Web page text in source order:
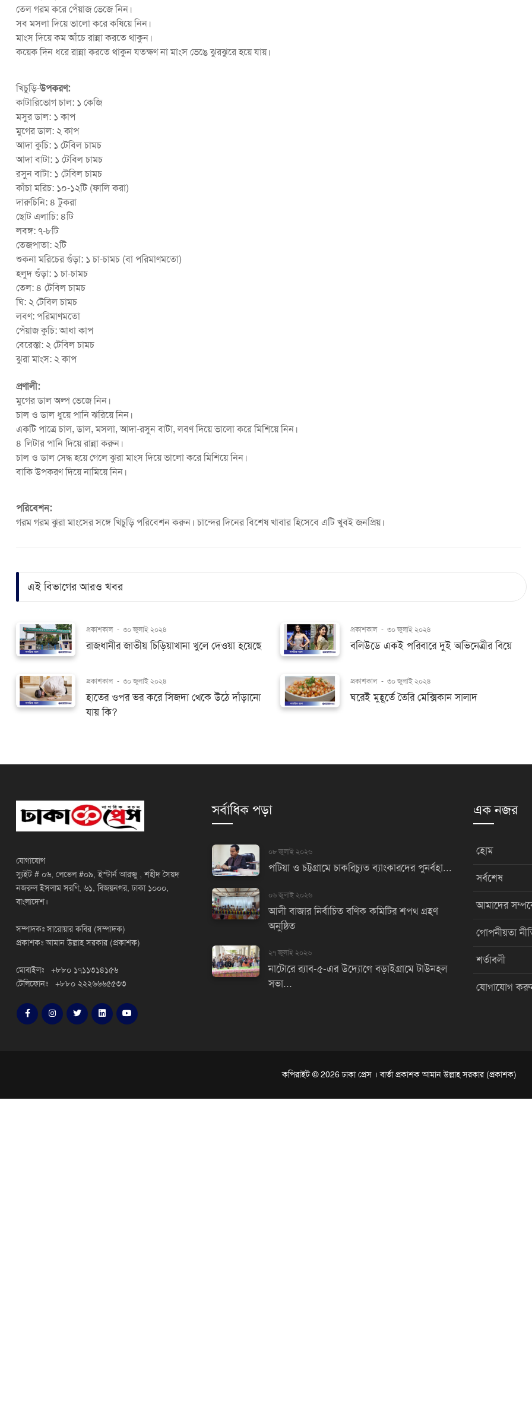
তেল গরম করে পেঁয়াজ ভেজে নিন।
সব মসলা দিয়ে ভালো করে কষিয়ে নিন।
মাংস দিয়ে কম আঁচে রান্না করতে থাকুন।
কয়েক দিন ধরে রান্না করতে থাকুন যতক্ষণ না মাংস ভেঙে ঝুরঝুরে হয়ে যায়।
খিচুড়ি-উপকরণ:
কাটারিভোগ চাল: ১ কেজি
মসুর ডাল: ১ কাপ
মুগের ডাল: ২ কাপ
আদা কুচি: ১ টেবিল চামচ
আদা বাটা: ১ টেবিল চামচ
রসুন বাটা: ১ টেবিল চামচ
কাঁচা মরিচ: ১০-১২টি (ফালি করা)
দারুচিনি: ৪ টুকরা
ছোট এলাচি: ৪টি
লবঙ্গ: ৭-৮টি
তেজপাতা: ২টি
শুকনা মরিচের গুঁড়া: ১ চা-চামচ (বা পরিমাণমতো)
হলুদ গুঁড়া: ১ চা-চামচ
তেল: ৪ টেবিল চামচ
ঘি: ২ টেবিল চামচ
লবণ: পরিমাণমতো
পেঁয়াজ কুচি: আধা কাপ
বেরেস্তা: ২ টেবিল চামচ
ঝুরা মাংস: ২ কাপ
প্রণালী:
মুগের ডাল অল্প ভেজে নিন।
চাল ও ডাল ধুয়ে পানি ঝরিয়ে নিন।
একটি পাত্রে চাল, ডাল, মসলা, আদা-রসুন বাটা, লবণ দিয়ে ভালো করে মিশিয়ে নিন।
৪ লিটার পানি দিয়ে রান্না করুন।
চাল ও ডাল সেদ্ধ হয়ে গেলে ঝুরা মাংস দিয়ে ভালো করে মিশিয়ে নিন।
বাকি উপকরণ দিয়ে নামিয়ে নিন।
পরিবেশন:
গরম গরম ঝুরা মাংসের সঙ্গে খিচুড়ি পরিবেশন করুন। চান্দের দিনের বিশেষ খাবার হিসেবে এটি খুবই জনপ্রিয়।
এই বিভাগের আরও খবর
প্রকাশকাল - ৩০ জুলাই ২০২৪
রাজধানীর জাতীয় চিড়িয়াখানা খুলে দেওয়া হয়েছে
প্রকাশকাল - ৩০ জুলাই ২০২৪
বলিউডে একই পরিবারে দুই অভিনেত্রীর বিয়ে
প্রকাশকাল - ৩০ জুলাই ২০২৪
হাতের ওপর ভর করে সিজদা থেকে উঠে দাঁড়ানো
যায় কি?
প্রকাশকাল - ৩০ জুলাই ২০২৪
ঘরেই মুহূর্তে তৈরি মেক্সিকান সালাদ
যোগাযোগ
স্যুইট # ০৬, লেভেল #০৯, ইস্টার্ন আরজু , শহীদ সৈয়দ
নজরুল ইসলাম সরণি, ৬১, বিজয়নগর, ঢাকা ১০০০,
বাংলাদেশ।
সম্পাদকঃ সারোয়ার কবির (সম্পাদক)
প্রকাশকঃ আমান উল্লাহ সরকার (প্রকাশক)
মোবাইলঃ +৮৮০ ১৭১১৩১৪১৫৬
টেলিফোনঃ +৮৮০ ২২২৬৬৬৫৫৩৩
সর্বাধিক পড়া
০৮ জুলাই ২০২৬
পটিয়া ও চট্টগ্রামে চাকরিচ্যুত ব্যাংকারদের পুনর্বহা...
০৬ জুলাই ২০২৬
আলী বাজার নির্বাচিত বণিক কমিটির শপথ গ্রহণ
অনুষ্ঠিত
২৭ জুলাই ২০২৬
নাটোরে র‌্যাব-৫-এর উদ্যোগে বড়াইগ্রামে টাউনহল
সভা...
এক নজর
হোম
সর্বশেষ
আমাদের
গোপনীয়তা
শর্তাবলী
যোগাযোগ
কপিরাইট © 2026 ঢাকা প্রেস । বার্তা প্রকাশক আমান উল্লাহ সরকার (প্রকাশক)